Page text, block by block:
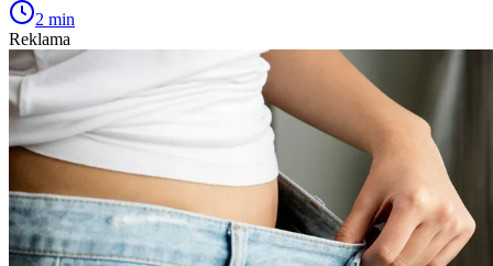
2 min
Reklama